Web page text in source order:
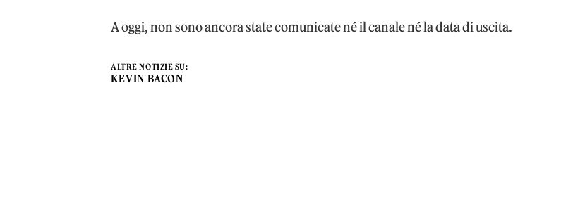
A oggi, non sono ancora state comunicate né il canale né la data di uscita.
ALTRE NOTIZIE SU:
KEVIN BACON